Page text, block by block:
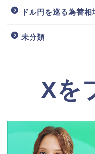
ドル円を巡る為替相
未分類
Xを